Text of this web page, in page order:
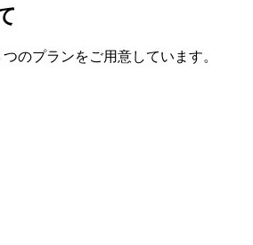
のプランをご用意しています。